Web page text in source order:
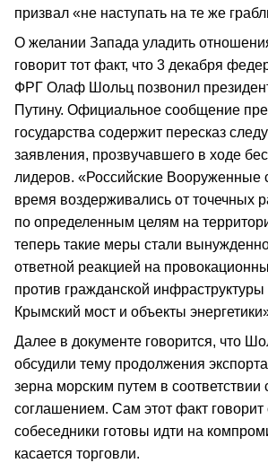
призвал «не наступать на те же
О желании Запада уладить
говорит тот факт, что 3 декабря
ФРГ Олаф Шольц позвонил
Путину. Официальное сообщение
государства содержит пересказ
заявления, прозвучавшего в ходе
лидеров. «Российские Вооруженные
время воздерживались от точечных
по определенным целям на
теперь такие меры стали
ответной реакцией на
против гражданской
Крымский мост и объекты
Далее в документе говорится, что
обсудили тему продолжения
зерна морским путем в соответствии
соглашением. Сам этот факт говорит
собеседники готовы идти на
касается торговли.